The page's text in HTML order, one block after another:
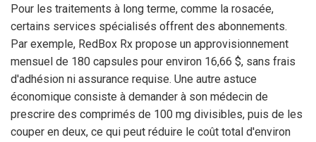
Pour les traitements à long terme, comme la rosacée,
certains services spécialisés offrent des abonnements.
Par exemple, RedBox Rx propose un approvisionnement
mensuel de 180 capsules pour environ 16,66 $, sans frais
d'adhésion ni assurance requise. Une autre astuce
économique consiste à demander à son médecin de
prescrire des comprimés de 100 mg divisibles, puis de les
couper en deux, ce qui peut réduire le coût total d'environ